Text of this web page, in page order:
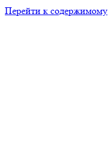
Перейти к содержимому